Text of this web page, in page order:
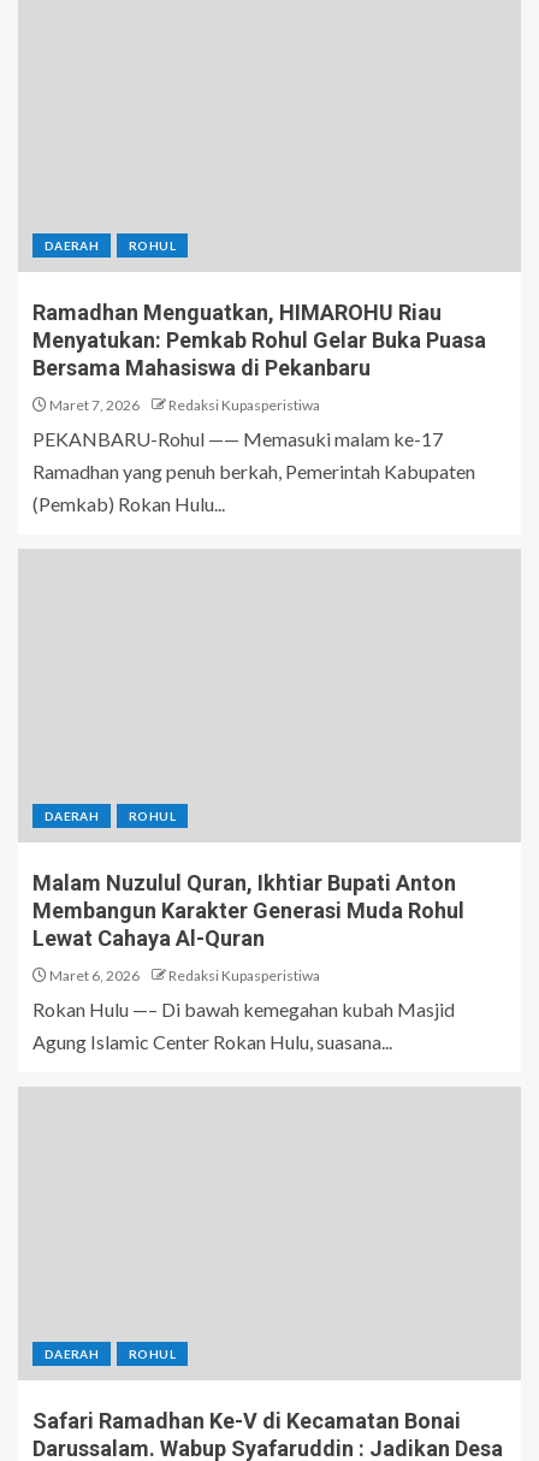
DAERAH ROHUL
Ramadhan Menguatkan, HIMAROHU Riau
Menyatukan: Pemkab Rohul Gelar Buka Puasa
Bersama Mahasiswa di Pekanbaru
Maret 7, 2026 Redaksi Kupasperistiwa
PEKANBARU-Rohul —— Memasuki malam ke-17
Ramadhan yang penuh berkah, Pemerintah Kabupaten
(Pemkab) Rokan Hulu...
DAERAH ROHUL
Malam Nuzulul Quran, Ikhtiar Bupati Anton
Membangun Karakter Generasi Muda Rohul
Lewat Cahaya Al-Quran
Maret 6, 2026 Redaksi Kupasperistiwa
Rokan Hulu —– Di bawah kemegahan kubah Masjid
Agung Islamic Center Rokan Hulu, suasana...
DAERAH ROHUL
Safari Ramadhan Ke-V di Kecamatan Bonai
Darussalam. Wabup Syafaruddin : Jadikan Desa